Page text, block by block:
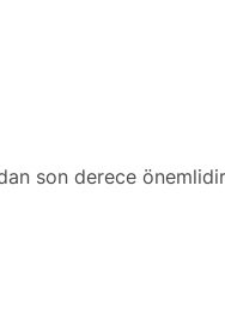
son derece